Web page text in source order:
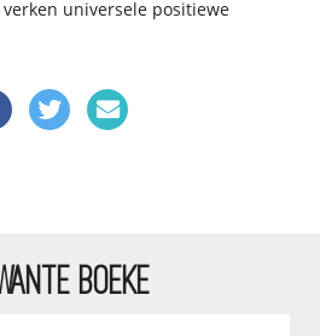
universele positiewe
BOEKE